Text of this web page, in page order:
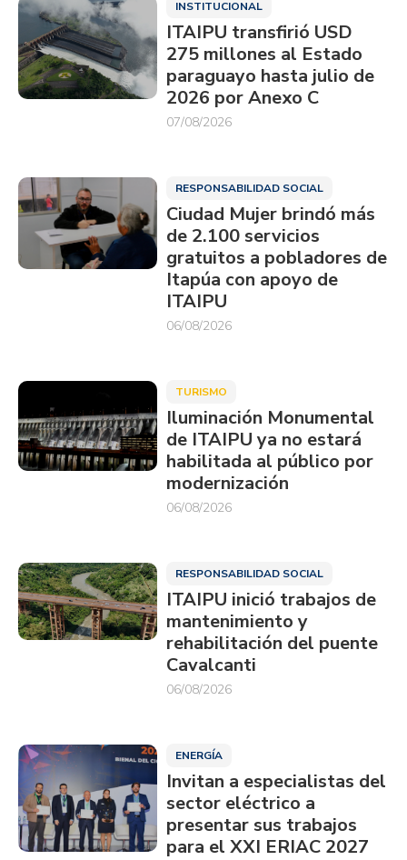
INSTITUCIONAL
ITAIPU transfirió USD
275 millones al Estado
paraguayo hasta julio de
2026 por Anexo C
07/08/2026
RESPONSABILIDAD SOCIAL
Ciudad Mujer brindó más
de 2.100 servicios
gratuitos a pobladores de
Itapúa con apoyo de
ITAIPU
06/08/2026
TURISMO
Iluminación Monumental
de ITAIPU ya no estará
habilitada al público por
modernización
06/08/2026
RESPONSABILIDAD SOCIAL
ITAIPU inició trabajos de
mantenimiento y
rehabilitación del puente
Cavalcanti
06/08/2026
ENERGÍA
Invitan a especialistas del
sector eléctrico a
presentar sus trabajos
para el XXI ERIAC 2027